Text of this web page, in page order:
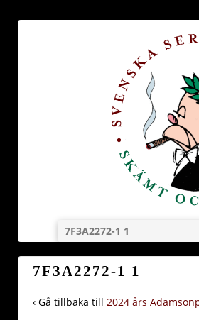
7F3A2272-1 1
7F3A2272-1 1
‹ Gå tillbaka till 2024 års